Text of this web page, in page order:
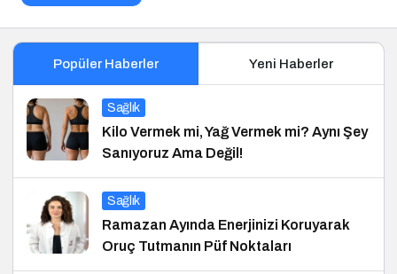
Popüler Haberler Yeni Haberler
Sağlık
Kilo Vermek mi, Yağ Vermek mi? Aynı Şey
Sanıyoruz Ama Değil!
Sağlık
Ramazan Ayında Enerjinizi Koruyarak
Oruç Tutmanın Püf Noktaları